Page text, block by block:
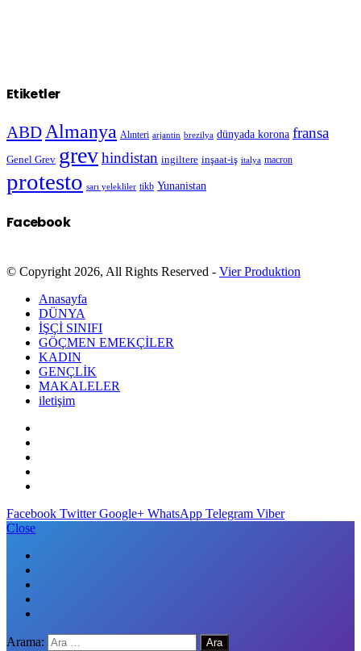
Etiketler
ABD Almanya Alınteri arjantin brezilya dünyada korona fransa
Genel Grev grevhindistan ingiltere inşaat-iş italya macron
protesto sarı yelekliler tikb Yunanistan
Facebook
© Copyright 2026, All Rights Reserved - Vier Produktion
Anasayfa
DÜNYA
İŞÇİ SINIFI
GÖÇMEN EMEKÇİLER
KADIN
GENÇLİK
MAKALELER
iletişim
Facebook Twitter Google+ WhatsApp Telegram Viber
Close
Arama: